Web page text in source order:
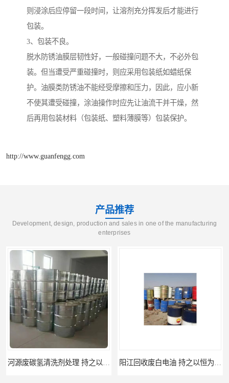
则浸涂后应停留一段时间，让溶剂充分挥发后才能进行
包装。
3、包装不良。
脱水防锈油膜层韧性好，一般碰撞问题不大，不必外包
装。但当遭受严重碰撞时，则应采用包装纸如蜡纸保
护。油膜类防锈油不能经受摩擦和压力，因此，应小新
不使其遭受碰撞，涂油操作时应先让油流干并干燥，然
后再用包装材料（包装纸、塑料薄膜等）包装保护。
http://www.guanfengg.com
产品推荐
Development, design, production and sales in one of the manufacturing
enterprises
梅州回收废碳氢清洗剂 现款交易